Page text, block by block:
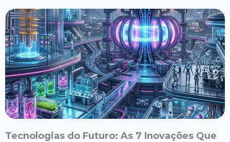
Tecnologias do Futuro: As 7 Inovações Que